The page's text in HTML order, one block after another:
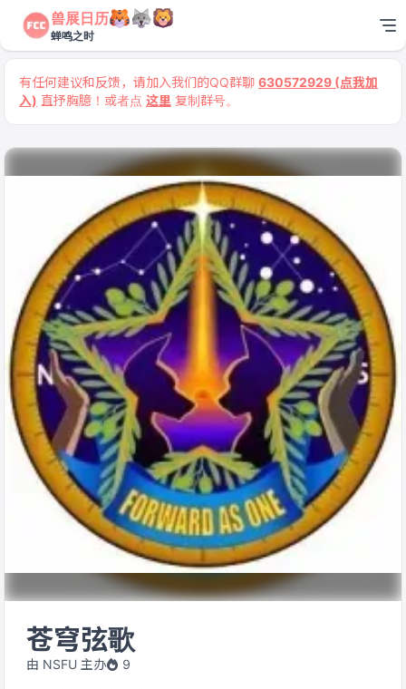
兽展日历
蝉鸣之时
有任何建议和反馈，请加入我们的QQ群聊 630572929 (点我加
入) 直抒胸臆！或者点 这里 复制群号。
苍穹弦歌
由 NSFU 主办 9